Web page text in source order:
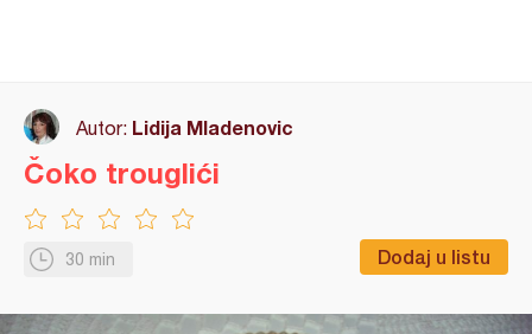
Autor: Lidija Mladenovic
30 min Dodaj u listu
Čoko trouglići